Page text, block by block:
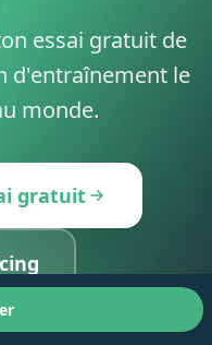
essai gratuit de
d'entraînement le
monde.
gratuit